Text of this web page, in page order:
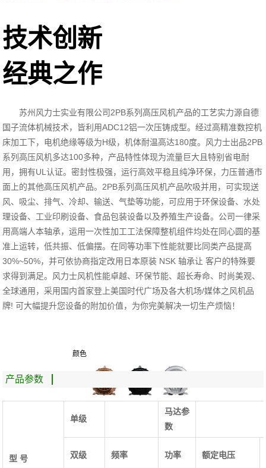
技术创新
经典之作
苏州风力士实业有限公司2PB系列高压风机产品的工艺实力源自德
国子流体机械技术，皆利用ADC12铝一次压铸成型。经过高精准数控机
床加工下，电机绝缘等级为H级，机体耐温高达180度。风力士出品2PB
系列高压风机多达100多种，产品特性体现为流量巨大且特别省电耐
用，拥有UL认证。密封性极强，运行高效平稳且纯净环保，力压普通市
面上的其他高压风机产品。2PB系列高压风机产品吹吸并用，可实现送
风、吸尘、排气、冷却、输送、气垫等功能，可应用于环保设备、水处
理设备、工业印刷设备、食品包装设备以及养殖生产设备。公司一律采
用高端人本轴承，运用一次性加工工法保障整机组件均处在同心圆的基
准上运转，低共振、低偏摆。在同等功率下性能就要比同类产品提高
30%~50%，并可依协商指定改用日本原装 NSK轴承让 客户的特殊要
求得到满足。风力士风机性能卓越、环保节能、超长寿命、时尚美观、
全球通用，采用国内首家登上美国时代广场及各大机场/媒体之风机品
牌!可大幅提升您设备的附加价值，为你完美解决一切生产烦恼！
颜色
产品参数
型 号
单级
马达参
数
双级 频率 功率 额定电压